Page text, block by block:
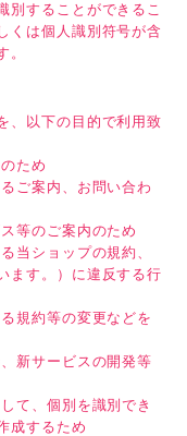
別することができるこ
くは個人識別符号が含
。
、以下の目的で利用致
ため
ご案内、お問い合わ
等のご案内のため
当ショップの規約、
ます。）に違反する行
規約等の変更などを
新サービスの開発等
て、個別を識別でき
成するため